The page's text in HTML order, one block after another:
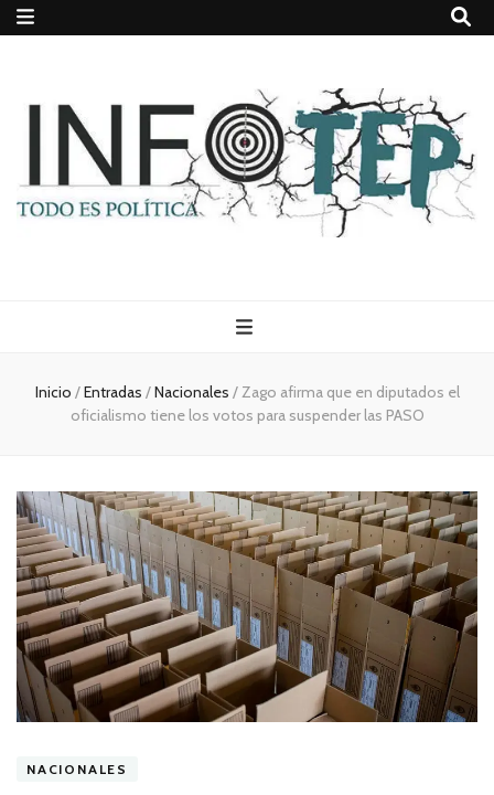
Todo es
(rosca)
política
Inicio /Entradas /Nacionales /Zago afirma que en diputados el
oficialismo tiene los votos para suspender las PASO
NACIONALES